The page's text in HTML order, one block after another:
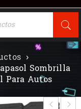
›
Sombrilla
Para Autos